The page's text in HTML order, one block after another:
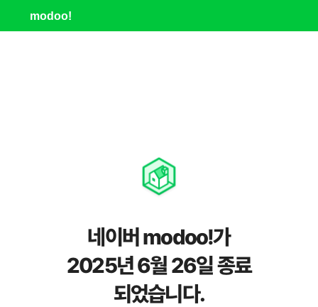
modoo!
네이버 modoo!가
2025년 6월 26일 종료
되었습니다.